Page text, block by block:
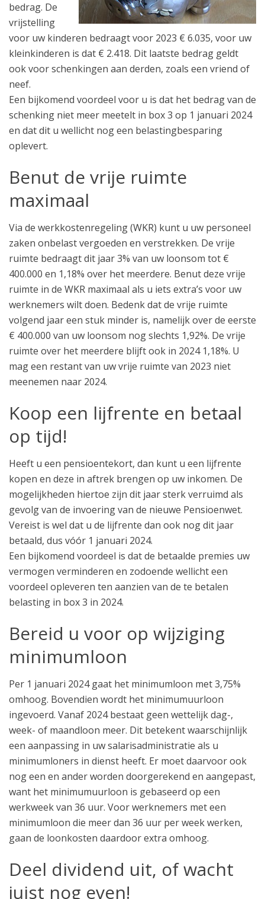
bedrag. De
vrijstelling
voor uw kinderen bedraagt voor 2023 € 6.035, voor uw
kleinkinderen is dat € 2.418. Dit laatste bedrag geldt
ook voor schenkingen aan derden, zoals een vriend of
neef.
Een bijkomend voordeel voor u is dat het bedrag van de
schenking niet meer meetelt in box 3 op 1 januari 2024
en dat dit u wellicht nog een belastingbesparing
oplevert.
Benut de vrije ruimte
maximaal
Via de werkkostenregeling (WKR) kunt u uw personeel
zaken onbelast vergoeden en verstrekken. De vrije
ruimte bedraagt dit jaar 3% van uw loonsom tot €
400.000 en 1,18% over het meerdere. Benut deze vrije
ruimte in de WKR maximaal als u iets extra’s voor uw
werknemers wilt doen. Bedenk dat de vrije ruimte
volgend jaar een stuk minder is, namelijk over de eerste
€ 400.000 van uw loonsom nog slechts 1,92%. De vrije
ruimte over het meerdere blijft ook in 2024 1,18%. U
mag een restant van uw vrije ruimte van 2023 niet
meenemen naar 2024.
Koop een lijfrente en betaal
op tijd!
Heeft u een pensioentekort, dan kunt u een lijfrente
kopen en deze in aftrek brengen op uw inkomen. De
mogelijkheden hiertoe zijn dit jaar sterk verruimd als
gevolg van de invoering van de nieuwe Pensioenwet.
Vereist is wel dat u de lijfrente dan ook nog dit jaar
betaald, dus vóór 1 januari 2024.
Een bijkomend voordeel is dat de betaalde premies uw
vermogen verminderen en zodoende wellicht een
voordeel opleveren ten aanzien van de te betalen
belasting in box 3 in 2024.
Bereid u voor op wijziging
minimumloon
Per 1 januari 2024 gaat het minimumloon met 3,75%
omhoog. Bovendien wordt het minimumuurloon
ingevoerd. Vanaf 2024 bestaat geen wettelijk dag-,
week- of maandloon meer. Dit betekent waarschijnlijk
een aanpassing in uw salarisadministratie als u
minimumloners in dienst heeft. Er moet daarvoor ook
nog een en ander worden doorgerekend en aangepast,
want het minimumuurloon is gebaseerd op een
werkweek van 36 uur. Voor werknemers met een
minimumloon die meer dan 36 uur per week werken,
gaan de loonkosten daardoor extra omhoog.
Deel dividend uit, of wacht
juist nog even!